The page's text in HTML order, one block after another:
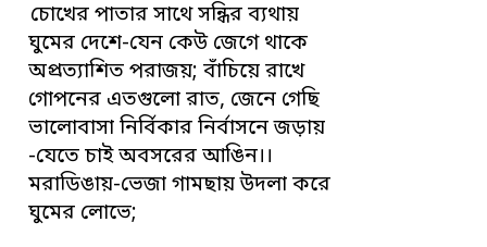
চোখের পাতার সাথে সন্ধির ব্যথায়
ঘুমের দেশে-যেন কেউ জেগে থাকে
অপ্রত্যাশিত পরাজয়; বাঁচিয়ে রাখে
গোপনের এতগুলো রাত, জেনে গেছি
ভালোবাসা নির্বিকার নির্বাসনে জড়ায়
-যেতে চাই অবসরের আঙিন।।
মরাডিঙায়-ভেজা গামছায় উদলা করে
ঘুমের লোভে;